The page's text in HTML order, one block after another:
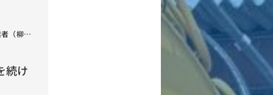
（柳
続け